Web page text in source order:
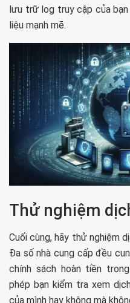
lưu trữ log truy cập của
liệu mạnh mẽ.
Thử nghiệm
Cuối cùng, hãy thử nghiệm
Đa số nhà cung cấp đều
chính sách hoàn tiền
phép bạn kiểm tra xem
của mình hay không mà